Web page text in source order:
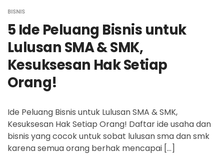
BISNIS
5 Ide Peluang Bisnis untuk
Lulusan SMA & SMK,
Kesuksesan Hak Setiap
Orang!
Ide Peluang Bisnis untuk Lulusan SMA & SMK,
Kesuksesan Hak Setiap Orang! Daftar ide usaha dan
bisnis yang cocok untuk sobat lulusan sma dan smk
karena semua orang berhak mencapai […]